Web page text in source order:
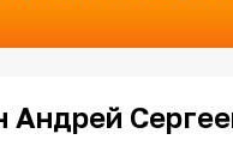
Андрей